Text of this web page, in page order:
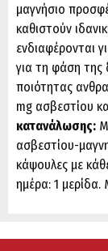
μαγνήσιο
καθιστούν
ενδιαφέρονται
για τη φάση της
ποιότητας
mg ασβεστίου
κατανάλωσης:
ασβεστίου-
κάψουλες με
ημέρα: 1 μερίδα.